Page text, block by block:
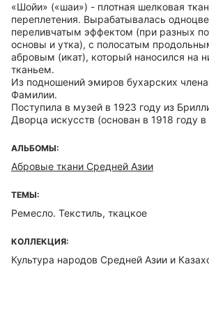
«Шойи» («шаи») - плотная шелковая
переплетения. Вырабатывалась
переливчатым эффектом (при разных по
основы и утка), с полосатым
абровым (икат), который наносился на
тканьем.
Из подношений эмиров бухарских
Фамилии.
Поступила в музей в 1923 году из
Дворца искусств (основан в 1918 году
АЛЬБОМЫ:
Абровые ткани Средней Азии
ТЕМЫ:
Ремесло. Текстиль, ткацкое
КОЛЛЕКЦИЯ:
Культура народов Средней Азии и